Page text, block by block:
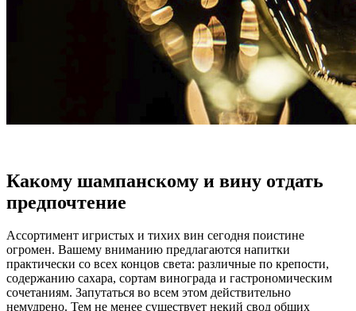
Какому шампанскому и вину отдать
предпочтение
Ассортимент игристых и тихих вин сегодня поистине
огромен. Вашему вниманию предлагаются напитки
практически со всех концов света: различные по крепости,
содержанию сахара, сортам винограда и гастрономическим
сочетаниям. Запутаться во всем этом действительно
немудрено. Тем не менее существует некий свод общих